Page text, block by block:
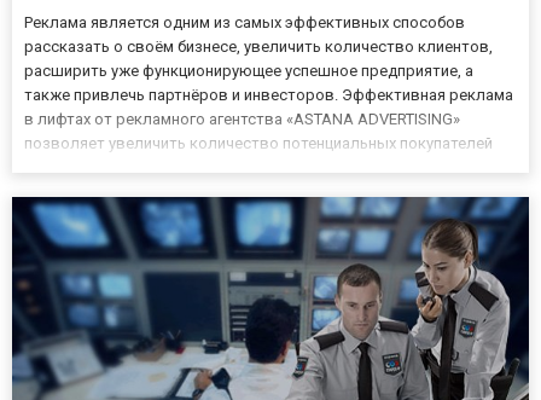
Реклама является одним из самых эффективных способов
рассказать о своём бизнесе, увеличить количество клиентов,
расширить уже функционирующее успешное предприятие, а
также привлечь партнёров и инвесторов. Эффективная реклама
в лифтах от рекламного агентства «ASTANA ADVERTISING»
позволяет увеличить количество потенциальных покупателей
реклам...